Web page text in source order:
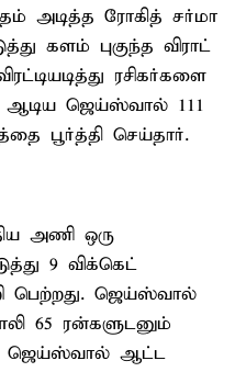
அடித்த ரோகித் சர்மா
களம் புகுந்த விராட்
ரசிகர்களை
ஆடிய ஜெய்ஸ்வால் 111
பூர்த்தி செய்தார்.
அணி ஒரு
9 விக்கெட்
பெற்றது. ஜெய்ஸ்வால்
65 ரன்களுடனும்
ஜெய்ஸ்வால் ஆட்ட